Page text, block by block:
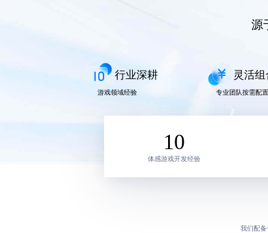
源
行业深耕
游戏领域经验
灵活
专业团队按需配
10
体感游戏开发经验
我们配